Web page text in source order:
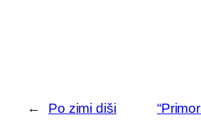
← Po zimi diši